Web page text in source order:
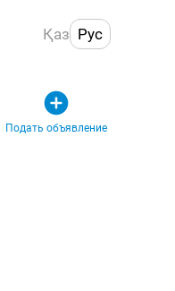
Қаз Рус
Подать объявление